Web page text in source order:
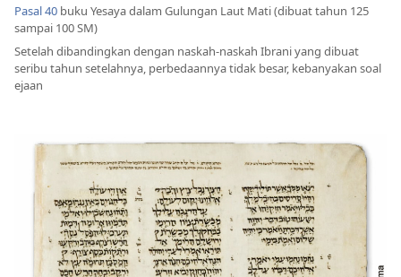
Pasal 40 buku Yesaya dalam Gulungan Laut Mati (dibuat tahun 125
sampai 100 SM)
Setelah dibandingkan dengan naskah-naskah Ibrani yang dibuat
seribu tahun setelahnya, perbedaannya tidak besar, kebanyakan soal
ejaan